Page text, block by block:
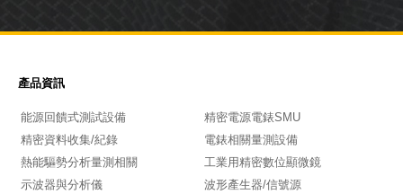
產品資訊
能源回饋式測試設備
精密電源電錶SMU
精密資料收集/紀錄
電錶相關量測設備
熱能驅勢分析量測相關
工業用精密數位顯微鏡
示波器與分析儀
波形產生器/信號源